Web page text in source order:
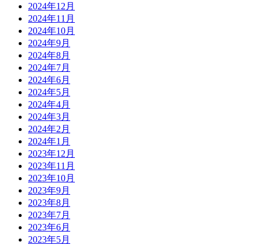
2024年12月
2024年11月
2024年10月
2024年9月
2024年8月
2024年7月
2024年6月
2024年5月
2024年4月
2024年3月
2024年2月
2024年1月
2023年12月
2023年11月
2023年10月
2023年9月
2023年8月
2023年7月
2023年6月
2023年5月